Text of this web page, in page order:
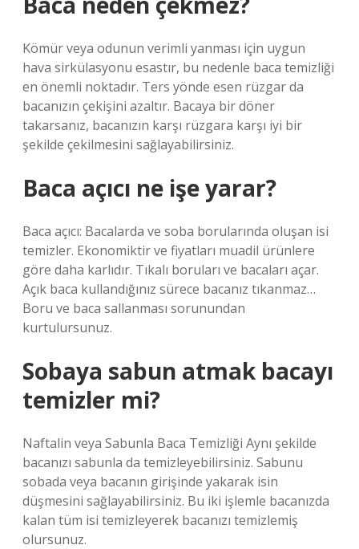
Kömür veya odunun verimli yanması için uygun
hava sirkülasyonu esastır, bu nedenle baca temizliği
en önemli noktadır. Ters yönde esen rüzgar da
bacanızın çekişini azaltır. Bacaya bir döner
takarsanız, bacanızın karşı rüzgara karşı iyi bir
şekilde çekilmesini sağlayabilirsiniz.
Baca açıcı ne işe yarar?
Baca açıcı: Bacalarda ve soba borularında oluşan isi
temizler. Ekonomiktir ve fiyatları muadil ürünlere
göre daha karlıdır. Tıkalı boruları ve bacaları açar.
Açık baca kullandığınız sürece bacanız tıkanmaz…
Boru ve baca sallanması sorunundan
kurtulursunuz.
Sobaya sabun atmak bacayı
temizler mi?
Naftalin veya Sabunla Baca Temizliği Aynı şekilde
bacanızı sabunla da temizleyebilirsiniz. Sabunu
sobada veya bacanın girişinde yakarak isin
düşmesini sağlayabilirsiniz. Bu iki işlemle bacanızda
kalan tüm isi temizleyerek bacanızı temizlemiş
olursunuz.